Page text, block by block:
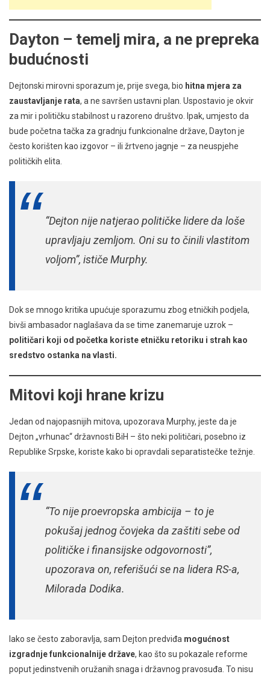
Dayton – temelj mira, a ne prepreka
budućnosti
Dejtonski mirovni sporazum je, prije svega, bio hitna mjera za
zaustavljanje rata, a ne savršen ustavni plan. Uspostavio je okvir
za mir i političku stabilnost u razoreno društvo. Ipak, umjesto da
bude početna tačka za gradnju funkcionalne države, Dayton je
često korišten kao izgovor – ili žrtveno jagnje – za neuspjehe
političkih elita.
“Dejton nije natjerao političke lidere da loše
upravljaju zemljom. Oni su to činili vlastitom
voljom”, ističe Murphy.
Dok se mnogo kritika upućuje sporazumu zbog etničkih podjela,
bivši ambasador naglašava da se time zanemaruje uzrok –
političari koji od početka koriste etničku retoriku i strah kao
sredstvo ostanka na vlasti.
Mitovi koji hrane krizu
Jedan od najopasnijih mitova, upozorava Murphy, jeste da je
Dejton „vrhunac“ državnosti BiH – što neki političari, posebno iz
Republike Srpske, koriste kako bi opravdali separatistečke težnje.
“To nije proevropska ambicija – to je
pokušaj jednog čovjeka da zaštiti sebe od
političke i finansijske odgovornosti”,
upozorava on, referišući se na lidera RS-a,
Milorada Dodika.
Iako se često zaboravlja, sam Dejton predviđa mogućnost
izgradnje funkcionalnije države, kao što su pokazale reforme
poput jedinstvenih oružanih snaga i državnog pravosuđa. To nisu